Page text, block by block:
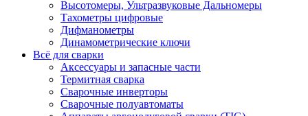
Высотомеры, Ультразвуковые Дальномеры
Тахометры цифровые
Дифманометры
Динамометрические ключи
Всё для сварки
Аксессуары и запасные части
Термитная сварка
Сварочные инверторы
Сварочные полуавтоматы